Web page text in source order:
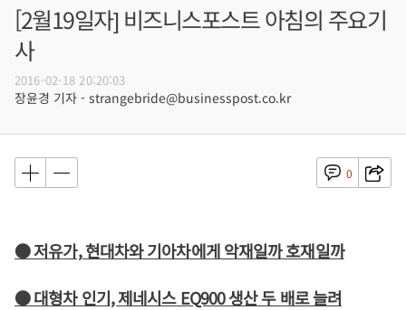
[2월19일자] 비즈니스포스트 아침의 주요기
사
2016-02-18 20:20:03
장윤경 기자 - strangebride@businesspost.co.kr
0
● 저유가, 현대차와 기아차에게 악재일까 호재일까
● 대형차 인기, 제네시스 EQ900 생산 두 배로 늘려